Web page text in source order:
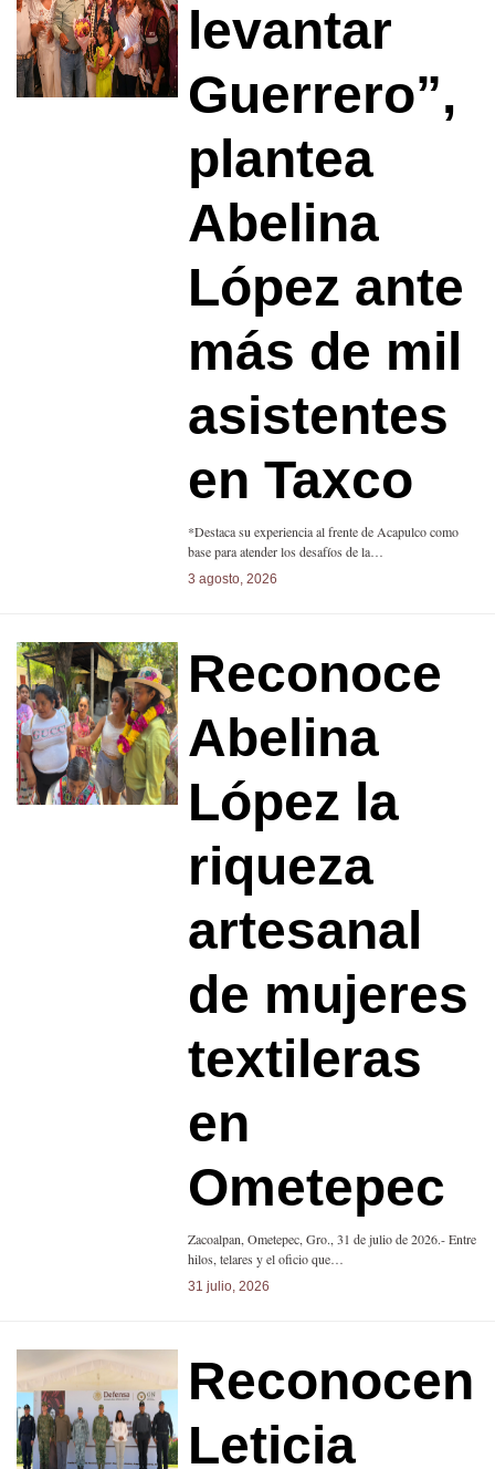
levantar
Guerrero”,
plantea
Abelina
López ante
más de mil
asistentes
en Taxco
*Destaca su experiencia al frente de Acapulco como
base para atender los desafíos de la…
3 agosto, 2026
Reconoce
Abelina
López la
riqueza
artesanal
de mujeres
textileras
en
Ometepec
Zacoalpan, Ometepec, Gro., 31 de julio de 2026.- Entre
hilos, telares y el oficio que…
31 julio, 2026
Reconocen
Leticia